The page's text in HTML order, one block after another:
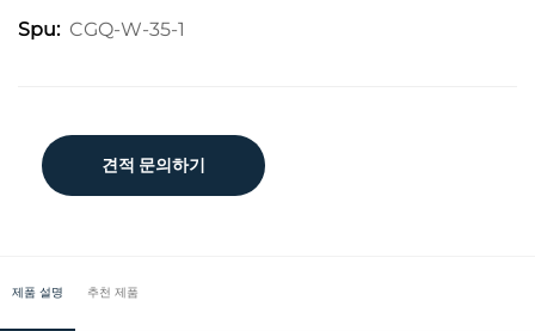
Spu: CGQ-W-35-1
견적 문의하기
제품 설명 추천 제품